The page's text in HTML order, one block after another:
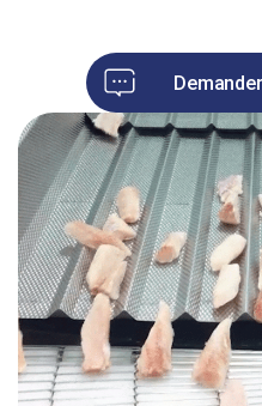
besoins d’optimisation de